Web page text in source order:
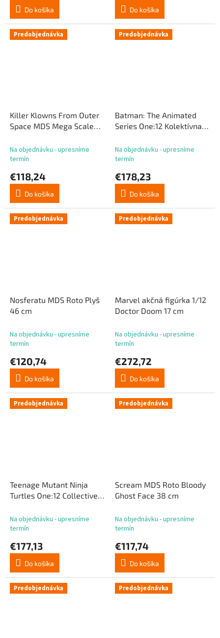
Do košíka Do košíka
Predobjednávka
Killer Klowns From Outer
Space MDS Mega Scale
cm
Na objednávku - upresníme
termín
€118,24
Do košíka
Predobjednávka
Batman: The Animated
Series One:12 Kolektívna
cm
Na objednávku - upresníme
termín
€178,23
Do košíka
Predobjednávka
Nosferatu MDS Roto Plyš
46 cm
Na objednávku - upresníme
termín
€120,74
Do košíka
Predobjednávka
Marvel akčná figúrka 1/12
Doctor Doom 17 cm
Na objednávku - upresníme
termín
€272,72
Do košíka
Predobjednávka
Teenage Mutant Ninja
Turtles One:12 Collective
17 cm
Na objednávku - upresníme
termín
€177,13
Do košíka
Predobjednávka
Scream MDS Roto Bloody
Ghost Face 38 cm
Na objednávku - upresníme
termín
€117,74
Do košíka
Predobjednávka Predobjednávka